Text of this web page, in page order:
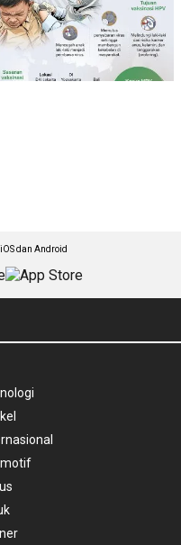
dan Android